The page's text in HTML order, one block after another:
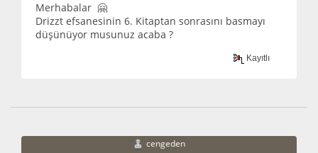
Merhabalar 🤗
Drizzt efsanesinin 6. Kitaptan sonrasını basmayı
düşünüyor musunuz acaba ?
Kayıtlı
cengeden